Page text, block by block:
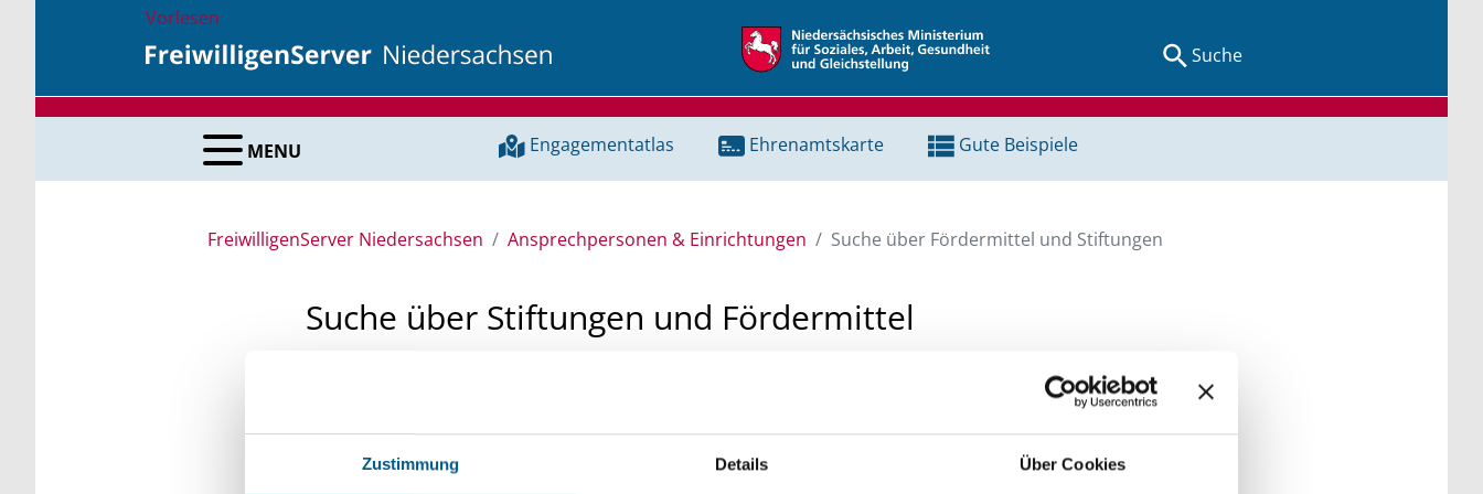
Zustimmung Details Über Cookies
Vorlesen
Suche
MENU Engagementatlas Ehrenamtskarte Gute Beispiele
FreiwilligenServer Niedersachsen Ansprechpersonen & Einrichtungen Suche über Fördermittel und Stiftungen
Suche über Stiftungen und Fördermittel
Sie suchen finanzielle Unterstützung für ein Projekt oder ein Vorhaben? Hier können Sie direkt über
Kleinschreibung beachten.